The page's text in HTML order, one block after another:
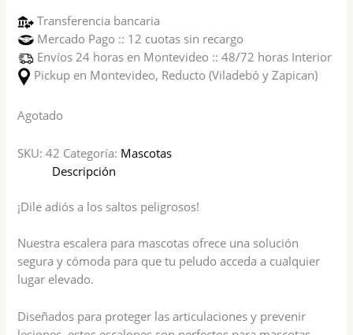
Transferencia bancaria
Mercado Pago :: 12 cuotas sin recargo
Envíos 24 horas en Montevideo :: 48/72 horas Interior
Pickup en Montevideo, Reducto (Viladebó y Zapican)
Agotado
SKU:42 Categoría: Mascotas
Descripción
¡Dile adiós a los saltos peligrosos!
Nuestra escalera para mascotas ofrece una solución
segura y cómoda para que tu peludo acceda a cualquier
lugar elevado.
Diseñados para proteger las articulaciones y prevenir